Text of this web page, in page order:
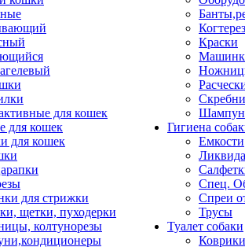
для кошек
для кошек
для кошек
для стрижки
щетки, пуходерки
колтунорезы
Краски
Гигиена
Емкости
Спец.
Спреи
Трусы
Туалет собаки
Коврики